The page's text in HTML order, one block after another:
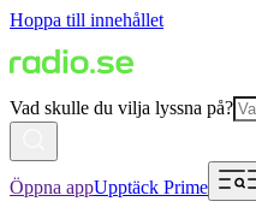
Hoppa till innehållet
Vad skulle du vilja lyssna på?
Öppna appUpptäck Prime